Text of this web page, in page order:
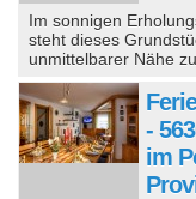
Im sonnigen
steht dieses
unmittelbarer Nähe
-
im